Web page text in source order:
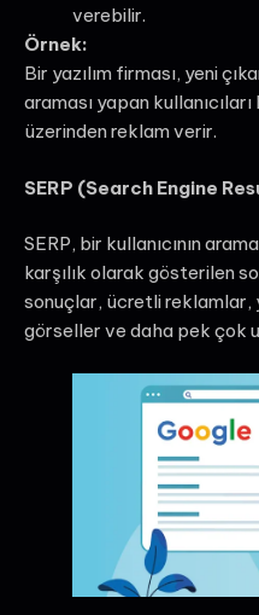
verebilir.
Örnek:
Bir yazılım firması, yeni
araması yapan
üzerinden reklam verir.
SERP (Search Engine
SERP, bir kullanıcının
karşılık olarak gösterilen
sonuçlar, ücretli reklamlar,
görseller ve daha pek çok